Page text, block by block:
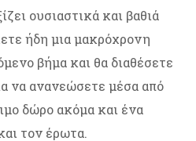
ουσιαστικά και βαθιά
ήδη μια μακρόχρονη
βήμα και θα διαθέσετε
να ανανεώσετε μέσα από
δώρο ακόμα και ένα
τον έρωτα.